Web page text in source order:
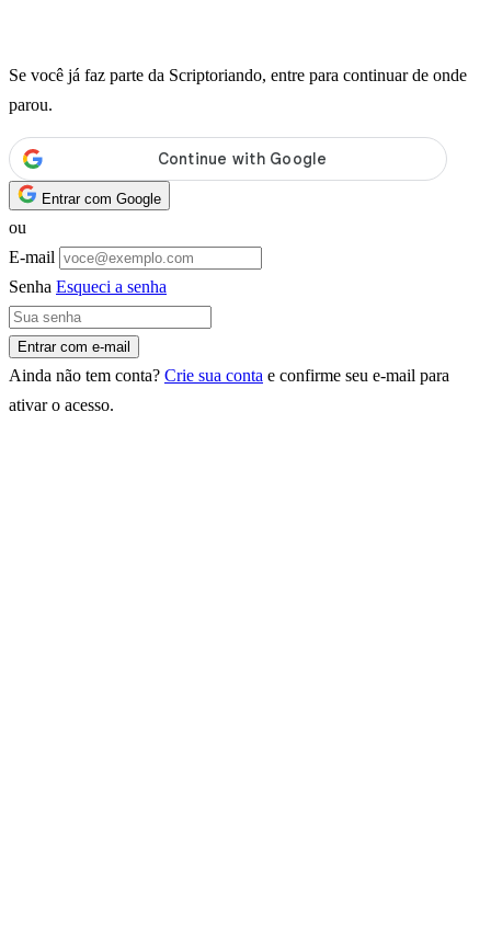
Se você já faz parte da Scriptoriando, entre para continuar de onde
parou.
Entrar com Google
ou
E-mail
Senha Esqueci a senha
Entrar com e-mail
Ainda não tem conta? Crie sua conta e confirme seu e-mail para
ativar o acesso.